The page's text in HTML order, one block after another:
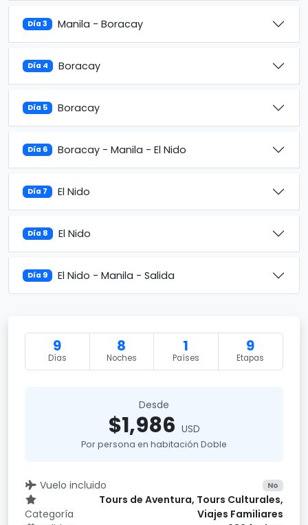
Día 3 Manila - Boracay
Día 4 Boracay
Día 5 Boracay
Día 6 Boracay - Manila - El Nido
Día 7 El Nido
Día 8 El Nido
Día 9 El Nido - Manila - Salida
9
Días
8
Noches
1
Países
9
Etapas
Desde
$1,986 USD
Por persona en habitación Doble
Vuelo incluido No
Categoría
Tours de Aventura, Tours Culturales,
Viajes Familiares